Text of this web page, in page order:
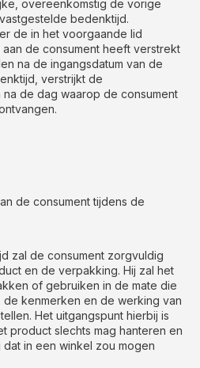
overeenkomstig de vorige
bedenktijd.
de in het voorgaande lid
de consument heeft verstrekt
na de ingangsdatum van de
verstrijkt de
de dag waarop de consument
de consument tijdens de
zal de consument zorgvuldig
en de verpakking. Hij zal het
of gebruiken in de mate die
de kenmerken en de werking van
Het uitgangspunt hierbij is
product slechts mag hanteren en
in een winkel zou mogen